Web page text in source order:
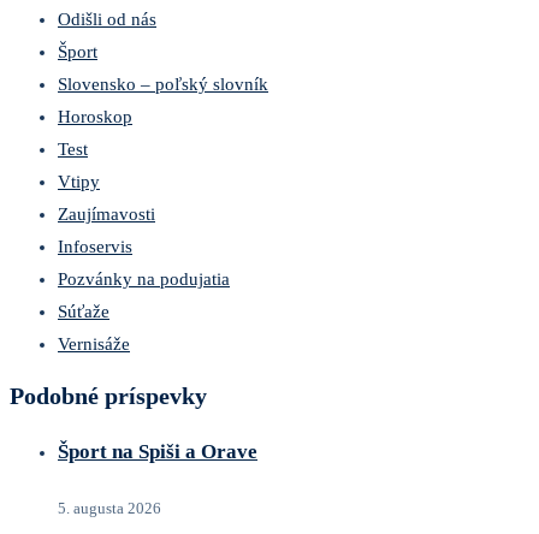
Odišli od nás
Šport
Slovensko – poľský slovník
Horoskop
Test
Vtipy
Zaujímavosti
Infoservis
Pozvánky na podujatia
Súťaže
Vernisáže
Podobné príspevky
Šport na Spiši a Orave
5. augusta 2026